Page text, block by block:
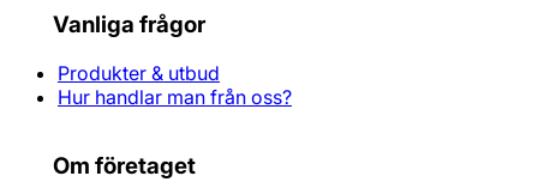
Vanliga frågor
Produkter & utbud
Hur handlar man från oss?
Om företaget